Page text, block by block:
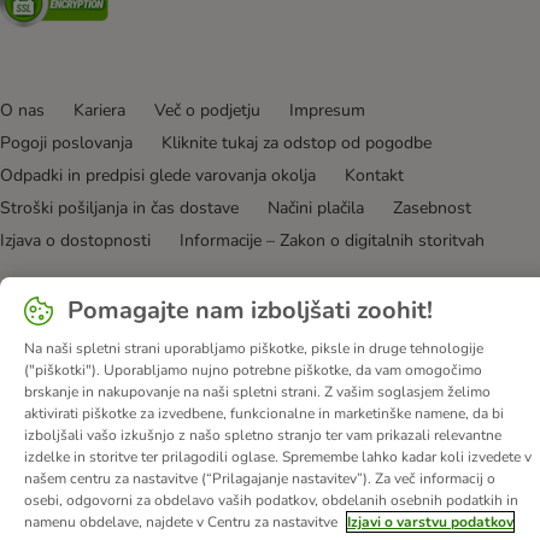
O nas Kariera Več o podjetju
Impresum
Pogoji poslovanja
Kliknite tukaj za odstop od pogodbe
Odpadki in predpisi glede varovanja okolja
Kontakt
Stroški pošiljanja in čas dostave
Načini plačila
Zasebnost
Izjava o dostopnosti
Informacije – Zakon o digitalnih storitvah
© zooplus SE
Pomagajte nam izboljšati zoohit!
Na naši spletni strani uporabljamo piškotke, piksle in druge tehnologije
("piškotki"). Uporabljamo nujno potrebne piškotke, da vam omogočimo
brskanje in nakupovanje na naši spletni strani. Z vašim soglasjem želimo
aktivirati piškotke za izvedbene, funkcionalne in marketinške namene, da bi
izboljšali vašo izkušnjo z našo spletno stranjo ter vam prikazali relevantne
izdelke in storitve ter prilagodili oglase. Spremembe lahko kadar koli izvedete v
našem centru za nastavitve (“Prilagajanje nastavitev”). Za več informacij o
osebi, odgovorni za obdelavo vaših podatkov, obdelanih osebnih podatkih in
namenu obdelave, najdete v Centru za nastavitve Izjavi o varstvu podatkov